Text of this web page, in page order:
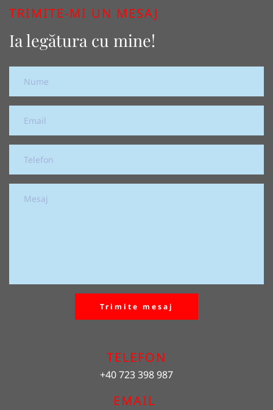
TRIMITE-MI UN MESAJ
Ia legătura cu mine!
Trimite mesaj
TELEFON
+40 723 398 987
EMAIL